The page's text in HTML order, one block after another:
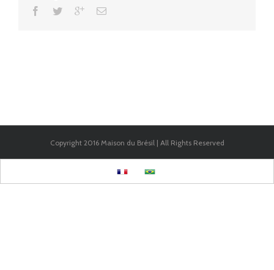
Copyright 2016 Maison du Brésil | All Rights Reserved